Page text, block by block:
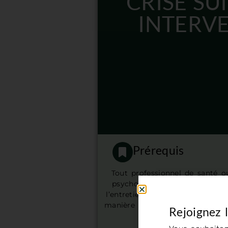
Prérequis
Tout professionnel de santé
psychologue clinicien, formé
l’entretien clinique et réalisant
manière régulière de
de crise.
Rejoignez